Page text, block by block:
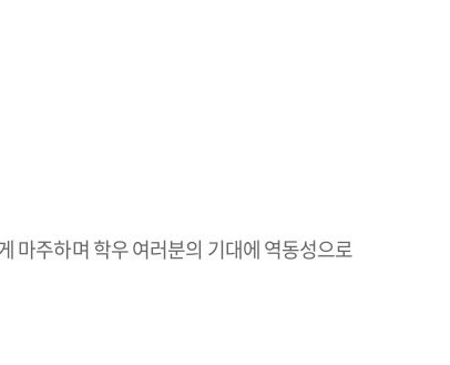
마주하며 학우 여러분의 기대에 역동성으로